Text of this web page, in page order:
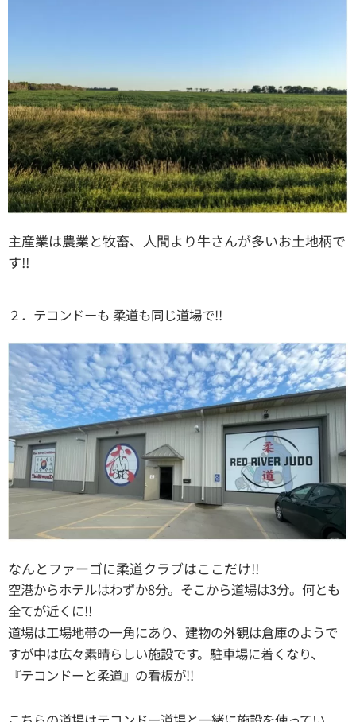
主産業は農業と牧畜、人間より牛さんが多いお土地柄で
す!!
２．テコンドーも 柔道も同じ道場で!!
なんとファーゴに柔道クラブはここだけ!!
空港からホテルはわずか8分。そこから道場は3分。何とも
全てが近くに!!
道場は工場地帯の一角にあり、建物の外観は倉庫のようで
すが中は広々素晴らしい施設です。駐車場に着くなり、
『テコンドーと柔道』の看板が!!